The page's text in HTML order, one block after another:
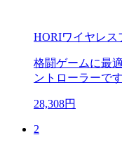
HORIワイヤレス
格闘ゲームに最
ントローラーです
28,308円
2